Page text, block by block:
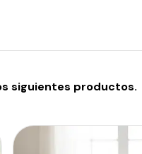
siguientes productos.